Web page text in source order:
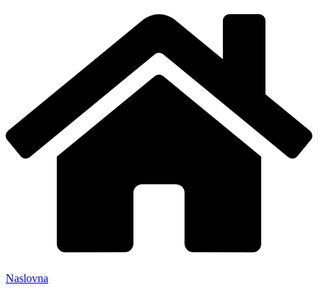
Naslovna